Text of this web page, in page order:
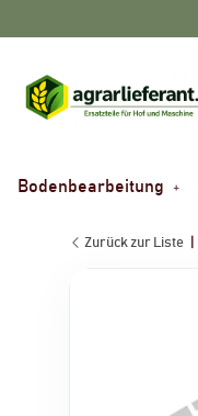
Bodenbearbeitung
Zurück zur Liste